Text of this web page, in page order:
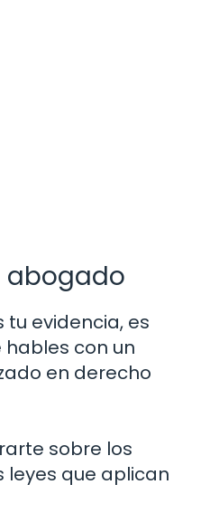
abogado
tu evidencia, es
con un
en derecho
sobre los
leyes que aplican